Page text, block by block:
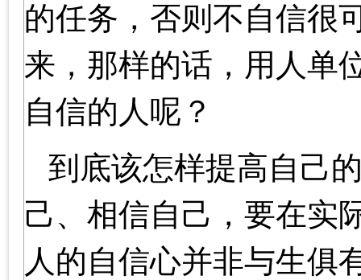
的任务，否则不自信很
来，那样的话，用人单
自信的人呢？
到底该怎样提高自己
己、相信自己，要在实
人的自信心并非与生俱